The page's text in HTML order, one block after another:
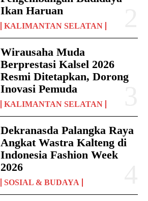
Ikan Haruan
KALIMANTAN SELATAN
Wirausaha Muda
Berprestasi Kalsel 2026
Resmi Ditetapkan, Dorong
Inovasi Pemuda
KALIMANTAN SELATAN
Dekranasda Palangka Raya
Angkat Wastra Kalteng di
Indonesia Fashion Week
2026
SOSIAL & BUDAYA